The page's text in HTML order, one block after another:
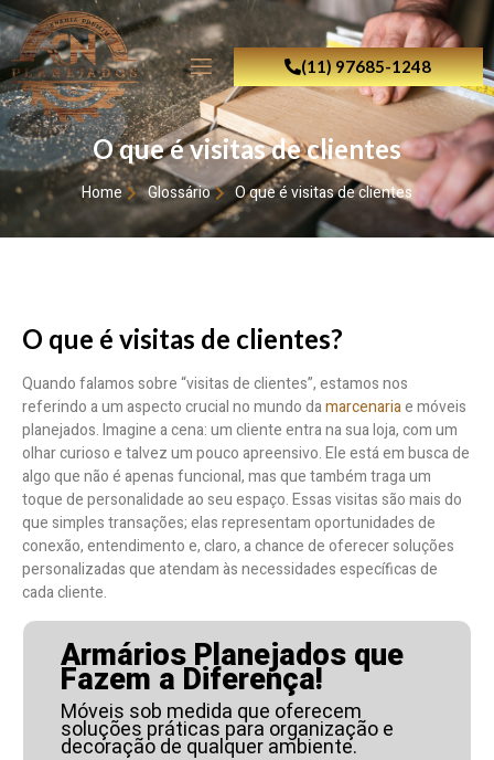
(11) 97685-1248
O que é visitas de clientes
Home Glossário O que é visitas de clientes
O que é visitas de clientes?
Quando falamos sobre “visitas de clientes”, estamos nos
referindo a um aspecto crucial no mundo damarcenariae móveis
planejados. Imagine a cena: um cliente entra na sua loja, com um
olhar curioso e talvez um pouco apreensivo. Ele está em busca de
algo que não é apenas funcional, mas que também traga um
toque de personalidade ao seu espaço. Essas visitas são mais do
que simples transações; elas representam oportunidades de
conexão, entendimento e, claro, a chance de oferecer soluções
personalizadas que atendam às necessidades específicas de
cada cliente.
Armários Planejados que
Fazem a Diferença!
Móveis sob medida que oferecem
soluções práticas para organização e
decoração de qualquer ambiente.